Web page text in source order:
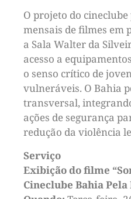
O projeto do
mensais de filmes em
a Sala Walter da
acesso a
o senso crítico de
vulneráveis. O Bahia
transversal,
ações de segurança
redução da violência
Serviço
Exibição do filme
Cineclube Bahia Pela